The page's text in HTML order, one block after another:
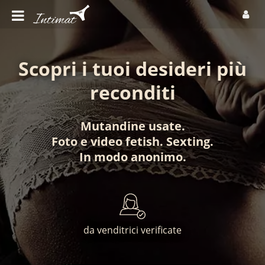
Scopri i tuoi desideri più
reconditi
Mutandine usate.
Fotoevideo fetish. Sexting.
In modo anonimo.
da venditrici verificate